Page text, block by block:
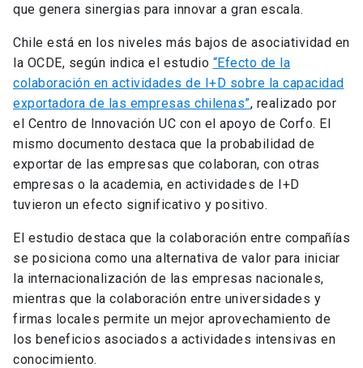
que genera sinergias para innovar a gran escala.
Chile está en los niveles más bajos de asociatividad en
la OCDE, según indica el estudio “Efecto de la
colaboración en actividades de I+D sobre la capacidad
exportadora de las empresas chilenas”, realizado por
el Centro de Innovación UC con el apoyo de Corfo. El
mismo documento destaca que la probabilidad de
exportar de las empresas que colaboran, con otras
empresas o la academia, en actividades de I+D
tuvieron un efecto significativo y positivo.
El estudio destaca que la colaboración entre compañías
se posiciona como una alternativa de valor para iniciar
la internacionalización de las empresas nacionales,
mientras que la colaboración entre universidades y
firmas locales permite un mejor aprovechamiento de
los beneficios asociados a actividades intensivas en
conocimiento.